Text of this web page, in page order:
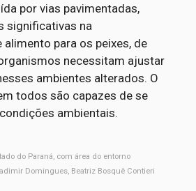
por vias pavimentadas,
significativas na
para os peixes, de
necessitam ajustar
ambientes alterados. O
todos são capazes de se
ambientais.
do Paraná, com área do entorno
Domingues, Beatriz Bosquê Contieri